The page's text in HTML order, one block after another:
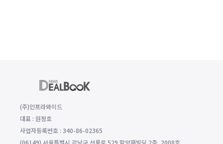
(주)인프라와이드
대표 : 원정호
사업자등록번호 : 340-86-02365
(06149) 서울특별시 강남구 선릉로 529 함양재빌딩 2층, 2008호